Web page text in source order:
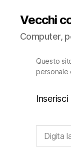
Vecchi
Computer,
Questo
personale
Digita la tua e-mail...